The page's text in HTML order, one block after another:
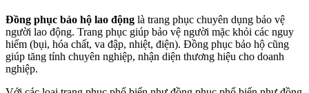
Đồng phục bảo hộ lao động là trang phục chuyên dụng bảo vệ
người lao động. Trang phục giúp bảo vệ người mặc khỏi các nguy
hiểm (bụi, hóa chất, va đập, nhiệt, điện). Đồng phục bảo hộ cũng
giúp tăng tính chuyên nghiệp, nhận diện thương hiệu cho doanh
nghiệp.